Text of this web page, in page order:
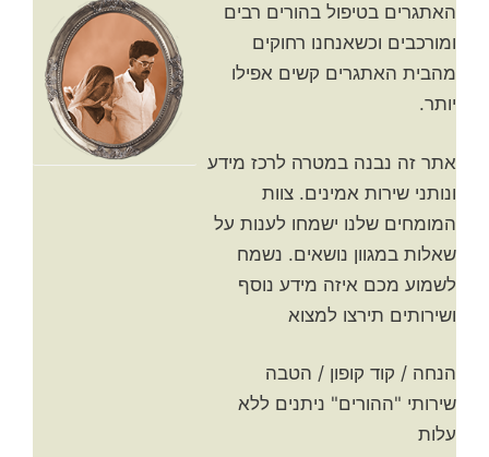
האתגרים בטיפול בהורים רבים
ומורכבים וכשאנחנו רחוקים
מהבית האתגרים קשים אפילו
יותר.
אתר זה נבנה במטרה לרכז מידע
ונותני שירות אמינים. צוות
המומחים שלנו ישמחו לענות על
שאלות במגוון נושאים. נשמח
לשמוע מכם איזה מידע נוסף
ושירותים תירצו למצוא
הנחה / קוד קופון / הטבה
שירותי "ההורים" ניתנים ללא
עלות